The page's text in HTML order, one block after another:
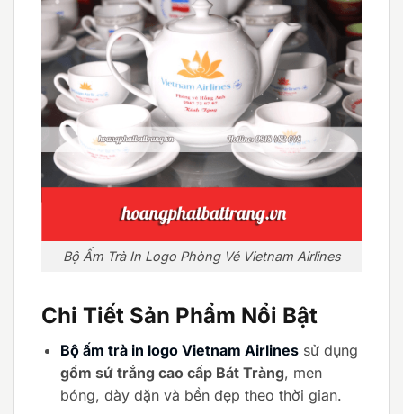
Bộ Ấm Trà In Logo Phòng Vé Vietnam Airlines
Chi Tiết Sản Phẩm Nổi Bật
Bộ ấm trà in logo Vietnam Airlinessử dụng
gốm sứ trắng cao cấp Bát Tràng, men
bóng, dày dặn và bền đẹp theo thời gian.